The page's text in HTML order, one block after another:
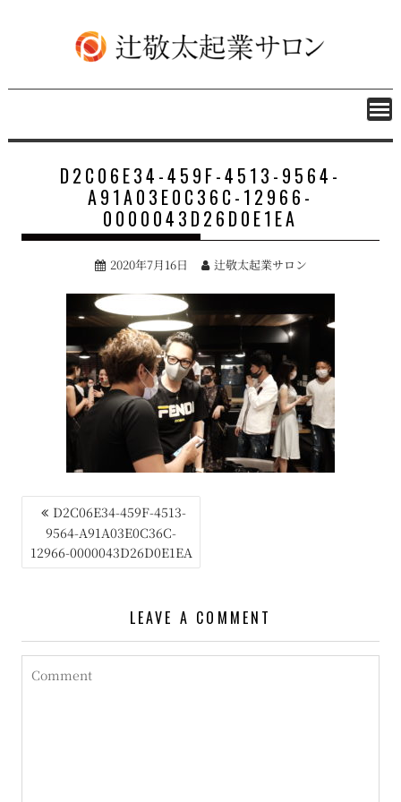
k
i
t
o
n
t
e
n
t
D2C06E34-459F-4513-9564-
A91A03E0C36C-12966-
0000043D26D0E1EA
2020年7月16日 辻敬太起業サロン
投
ナ
ー
シ
D2C06E34-459F-4513-
9564-A91A03E0C36C-
12966-0000043D26D0E1EA
LEAVE A COMMENT